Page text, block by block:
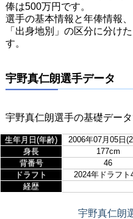
俸は500万円です。
選手の基本情報と年俸情報
「出身地別」の区分に分け
す。
宇野真仁朗選手データ
宇野真仁朗選手の基礎データ
生年月日(年齢) 2006年07月05日
身長
177cm
背番号
46
ドラフト
2024年ドラフト
経歴
宇野真仁朗